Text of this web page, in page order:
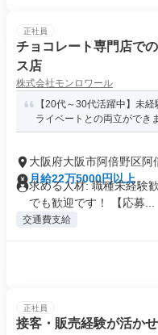
正社員
チョコレート専門店で
ス店
株式会社モンロワール
【20代～30代活躍中】未
ライベートとの両立ができ
大阪府大阪市阿倍野区阿
月給22万5000円以上
求める人材: 職種未経験
でも歓迎です！ 【応募...
交通費支給
正社員
接客・販売経験が活か